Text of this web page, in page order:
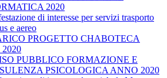
2020
di interesse per servizi trasporto
e aereo
PROGETTO CHABOTECA
PUBBLICO FORMAZIONE E
PSICOLOGICA ANNO 2020